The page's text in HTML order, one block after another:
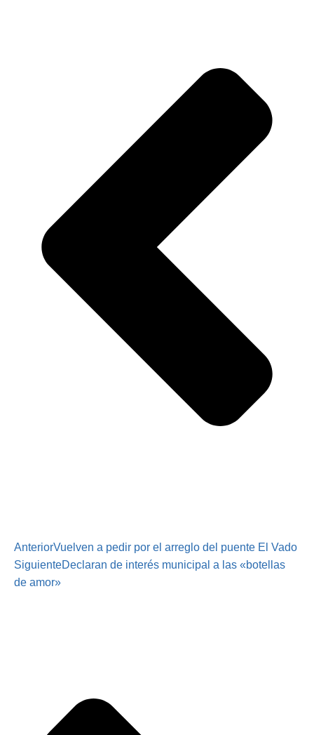
AnteriorVuelven a pedir por el arreglo del puente El Vado
SiguienteDeclaran de interés municipal a las «botellas
de amor»